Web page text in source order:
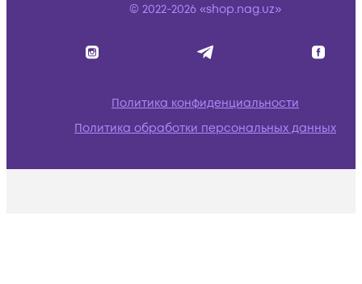
© 2022-2026 «shop.nag.uz»
Политика конфиденциальности
Политика обработки персональных данных